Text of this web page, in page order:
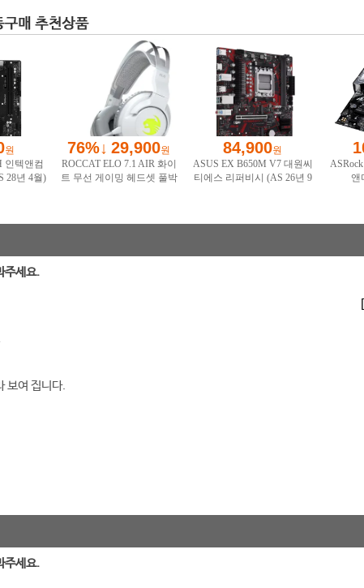
주세요.
보여 집니다.
주세요.